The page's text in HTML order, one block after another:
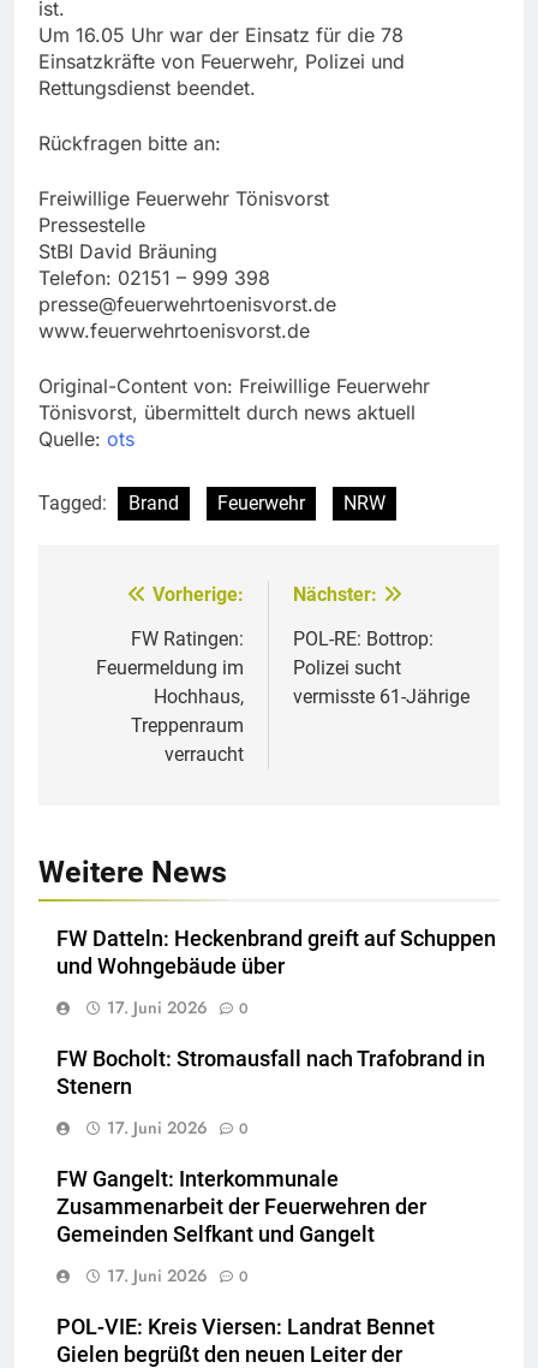
ist.
Um 16.05 Uhr war der Einsatz für die 78
Einsatzkräfte von Feuerwehr, Polizei und
Rettungsdienst beendet.
Rückfragen bitte an:
Freiwillige Feuerwehr Tönisvorst
Pressestelle
StBI David Bräuning
Telefon: 02151 – 999 398
presse@feuerwehrtoenisvorst.de
www.feuerwehrtoenisvorst.de
Original-Content von: Freiwillige Feuerwehr
Tönisvorst, übermittelt durch news aktuell
Quelle: ots
Tagged: Brand Feuerwehr NRW
Beitragsnavigation
Vorherige:
FW Ratingen:
Feuermeldung im
Hochhaus,
Treppenraum
verraucht
Nächster:
POL-RE: Bottrop:
Polizei sucht
vermisste 61-Jährige
Weitere News
FW Datteln: Heckenbrand greift auf Schuppen
und Wohngebäude über
17. Juni 2026
0
FW Bocholt: Stromausfall nach Trafobrand in
Stenern
17. Juni 2026
0
FW Gangelt: Interkommunale
Zusammenarbeit der Feuerwehren der
Gemeinden Selfkant und Gangelt
17. Juni 2026
0
POL-VIE: Kreis Viersen: Landrat Bennet
Gielen begrüßt den neuen Leiter der